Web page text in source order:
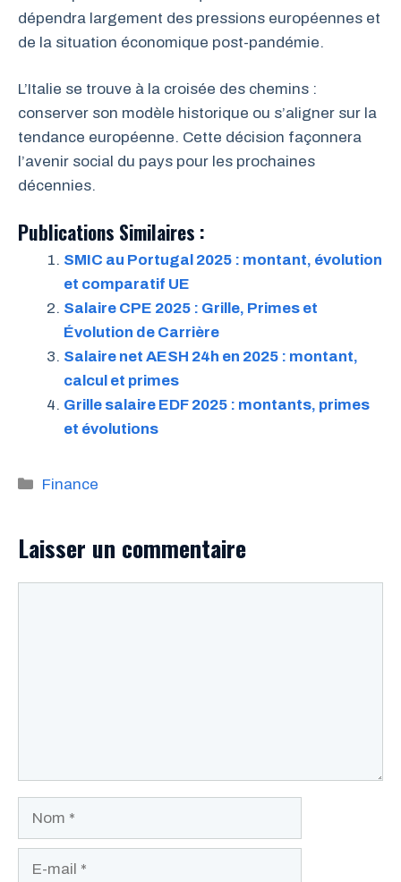
dépendra largement des pressions européennes et
de la situation économique post-pandémie.
L’Italie se trouve à la croisée des chemins :
conserver son modèle historique ou s’aligner sur la
tendance européenne. Cette décision façonnera
l’avenir social du pays pour les prochaines
décennies.
Publications Similaires :
SMIC au Portugal 2025 : montant, évolution
et comparatif UE
Salaire CPE 2025 : Grille, Primes et
Évolution de Carrière
Salaire net AESH 24h en 2025 : montant,
calcul et primes
Grille salaire EDF 2025 : montants, primes
et évolutions
Catégories
Finance
Laisser un commentaire